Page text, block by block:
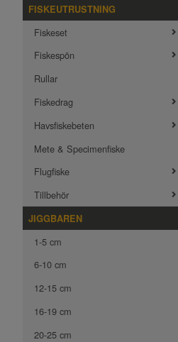
FISKEUTRUSTNING
Fiskeset
Fiskespön
Rullar
Fiskedrag
Havsfiskebeten
Mete & Specimenfiske
Flugfiske
Tillbehör
JIGGBAREN
1-5 cm
6-10 cm
12-15 cm
16-19 cm
20-25 cm